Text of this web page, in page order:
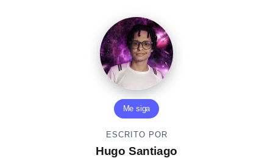
Me siga
ESCRITO POR
Hugo Santiago